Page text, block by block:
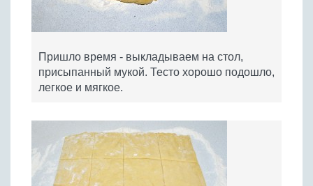
Пришло время - выкладываем на стол,
присыпанный мукой. Тесто хорошо подошло,
легкое и мягкое.